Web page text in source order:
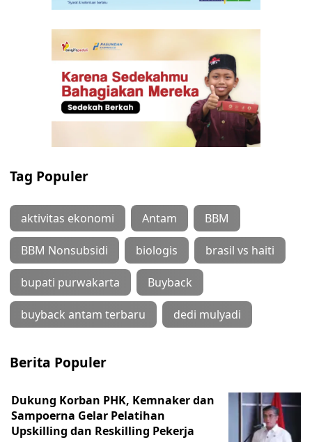
Tag Populer
aktivitas ekonomi Antam BBM
BBM Nonsubsidi biologis brasil vs haiti
bupati purwakarta Buyback
buyback antam terbaru dedi mulyadi
Berita Populer
Dukung Korban PHK, Kemnaker dan
Sampoerna Gelar Pelatihan
Upskilling dan Reskilling Pekerja